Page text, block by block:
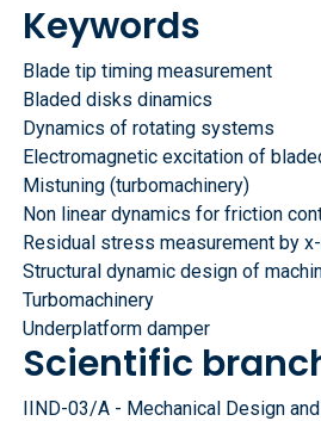
Keywords
Blade tip timing measurement
Bladed disks dinamics
Dynamics of rotating systems
Electromagnetic excitation of
Mistuning (turbomachinery)
Non linear dynamics for friction
Residual stress measurement by
Structural dynamic design of
Turbomachinery
Underplatform damper
Scientific
IIND-03/A - Mechanical Design